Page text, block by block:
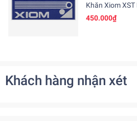
Khăn Xiom
450.000₫
Khách hàng nhận xét